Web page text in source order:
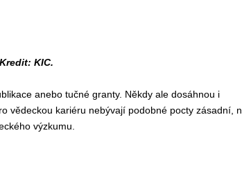
KIC.
anebo tučné granty. Někdy ale dosáhnou i
vědeckou kariéru nebývají podobné pocty zásadní,
výzkumu.